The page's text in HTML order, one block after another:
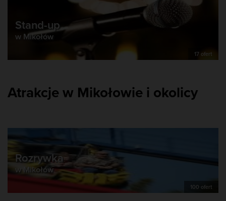
Stand-up
w Mikołów
17 ofert
Atrakcje w Mikołowie i okolicy
Rozrywka
w Mikołów
100 ofert